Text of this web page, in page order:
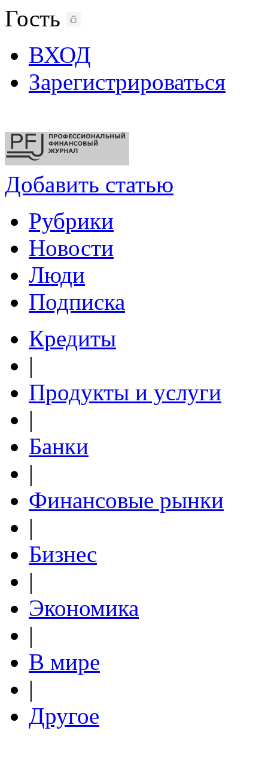
Гость
ВХОД
Зарегистрироваться
Добавить статью
Рубрики
Новости
Люди
Подписка
Кредиты
|
Продукты и услуги
|
Банки
|
Финансовые рынки
|
Бизнес
|
Экономика
|
В мире
|
Другое